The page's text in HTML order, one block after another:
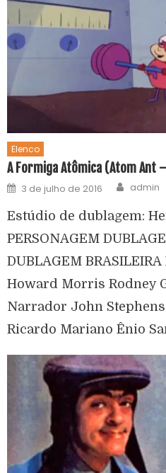
Elenco
A Formiga Atômica (Atom Ant
3 de julho de 2016 admin
Estúdio de dublagem:
PERSONAGEM
DUBLAGEM
Howard Morris Rodney
Narrador John
Ricardo Mariano Ênio